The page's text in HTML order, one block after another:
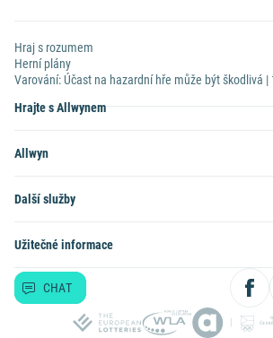
Hraj s rozumem
Herní plány
Varování: Účast na hazardní hře může být škodlivá |
Hrajte s Allwynem
Allwyn
Další služby
Užitečné informace
CHAT